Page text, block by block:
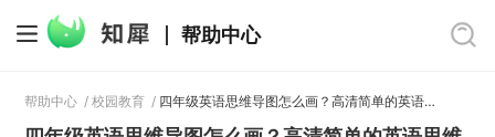
帮助中心
帮助中心 /校园教育 / 四年级英语思维导图怎么画？高清简单的英语思维导图